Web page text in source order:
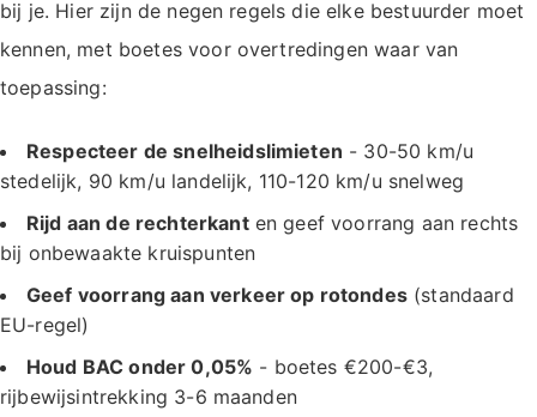
bij je. Hier zijn de negen regels die elke bestuurder moet
kennen, met boetes voor overtredingen waar van
toepassing:
Respecteer de snelheidslimieten - 30-50 km/u
stedelijk, 90 km/u landelijk, 110-120 km/u snelweg
Rijd aan de rechterkanten geef voorrang aan rechts
bij onbewaakte kruispunten
Geef voorrang aan verkeer op rotondes(standaard
EU-regel)
Houd BAC onder 0,05% - boetes €200-€3,
rijbewijsintrekking 3-6 maanden